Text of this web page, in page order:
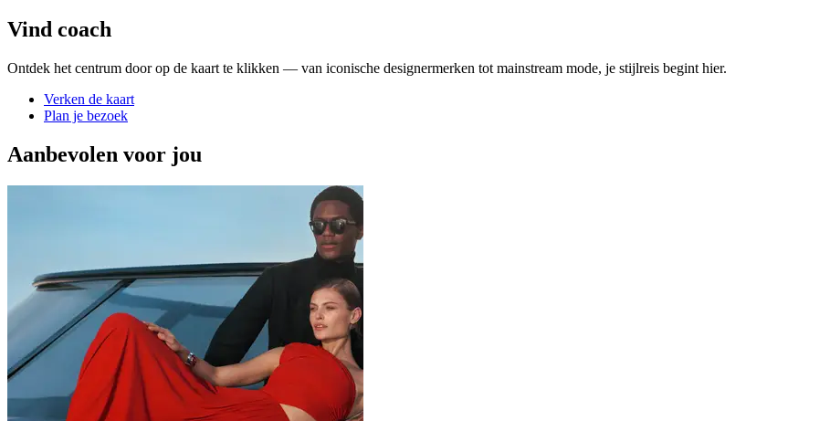
Vind coach
Ontdek het centrum door op de kaart te klikken — van iconische designermerken tot mainstream mode, je stijlreis begint hier.
Verken de kaart
Plan je bezoek
Aanbevolen voor jou